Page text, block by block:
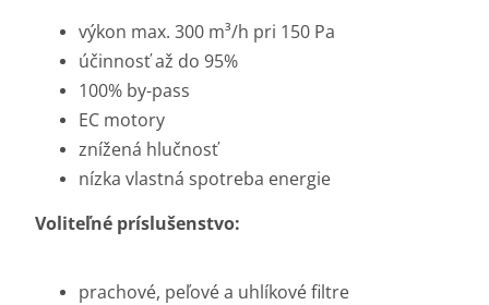
výkon max. 300 m³/h pri 150 Pa
účinnosť až do 95%
100% by-pass
EC motory
znížená hlučnosť
nízka vlastná spotreba energie
Voliteľné príslušenstvo:
prachové, peľové a uhlíkové filtre